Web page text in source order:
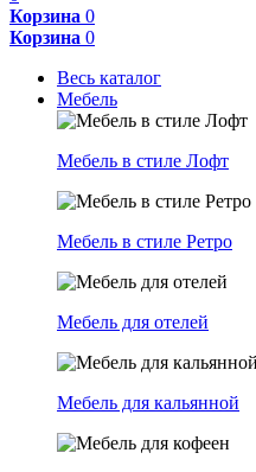
Корзина 0
Корзина 0
Весь каталог
Мебель
Мебель в стиле Лофт
Мебель в стиле Ретро
Мебель для отелей
Мебель для кальянной